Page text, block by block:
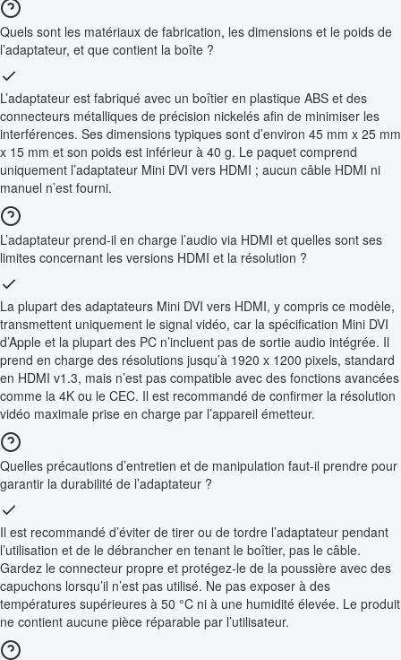
Quels sont les matériaux de fabrication, les dimensions et le poids de
l’adaptateur, et que contient la boîte ?
L’adaptateur est fabriqué avec un boîtier en plastique ABS et des
connecteurs métalliques de précision nickelés afin de minimiser les
interférences. Ses dimensions typiques sont d’environ 45 mm x 25 mm
x 15 mm et son poids est inférieur à 40 g. Le paquet comprend
uniquement l’adaptateur Mini DVI vers HDMI ; aucun câble HDMI ni
manuel n’est fourni.
L’adaptateur prend-il en charge l’audio via HDMI et quelles sont ses
limites concernant les versions HDMI et la résolution ?
La plupart des adaptateurs Mini DVI vers HDMI, y compris ce modèle,
transmettent uniquement le signal vidéo, car la spécification Mini DVI
d’Apple et la plupart des PC n’incluent pas de sortie audio intégrée. Il
prend en charge des résolutions jusqu’à 1920 x 1200 pixels, standard
en HDMI v1.3, mais n’est pas compatible avec des fonctions avancées
comme la 4K ou le CEC. Il est recommandé de confirmer la résolution
vidéo maximale prise en charge par l’appareil émetteur.
Quelles précautions d’entretien et de manipulation faut-il prendre pour
garantir la durabilité de l’adaptateur ?
Il est recommandé d’éviter de tirer ou de tordre l’adaptateur pendant
l’utilisation et de le débrancher en tenant le boîtier, pas le câble.
Gardez le connecteur propre et protégez-le de la poussière avec des
capuchons lorsqu’il n’est pas utilisé. Ne pas exposer à des
températures supérieures à 50 °C ni à une humidité élevée. Le produit
ne contient aucune pièce réparable par l’utilisateur.